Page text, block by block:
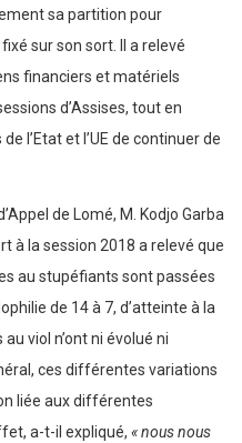
sa partition pour
sur son sort. Il a relevé
financiers et matériels
d’Assises, tout en
l’Etat et l’UE de continuer de
de Lomé, M. Kodjo Garba
à la session 2018 a relevé que
au stupéfiants sont passées
de 14 à 7, d’atteinte à la
viol n’ont ni évolué ni
ces différentes variations
liée aux différentes
a-t-il expliqué, « nous nous